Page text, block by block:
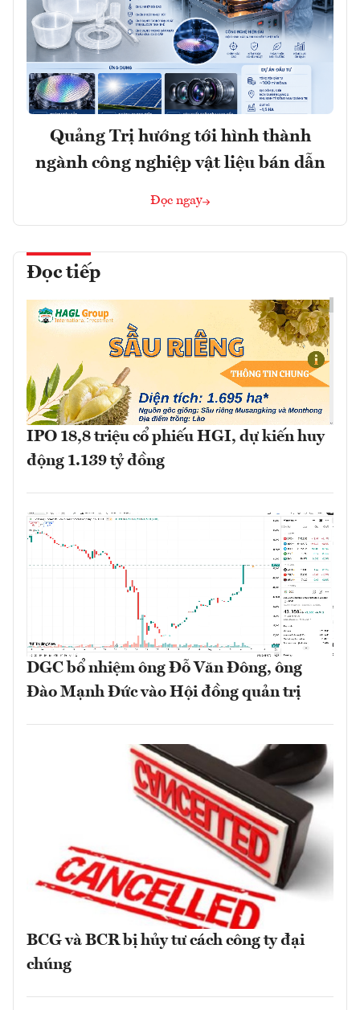
Quảng Trị hướng tới hình thành
ngành công nghiệp vật liệu bán dẫn
Đọc ngay
Đọc tiếp
IPO 18,8 triệu cổ phiếu HGI, dự kiến huy
động 1.139 tỷ đồng
DGC bổ nhiệm ông Đỗ Văn Đông, ông
Đào Mạnh Đức vào Hội đồng quản trị
BCG và BCR bị hủy tư cách công ty đại
chúng